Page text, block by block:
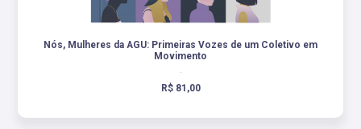
Nós, Mulheres da AGU: Primeiras Vozes de um Coletivo em
Movimento
.
R$ 81,00